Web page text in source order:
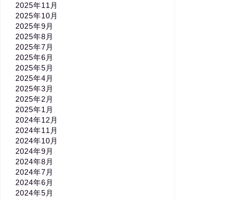
2025年11月
2025年10月
2025年9月
2025年8月
2025年7月
2025年6月
2025年5月
2025年4月
2025年3月
2025年2月
2025年1月
2024年12月
2024年11月
2024年10月
2024年9月
2024年8月
2024年7月
2024年6月
2024年5月